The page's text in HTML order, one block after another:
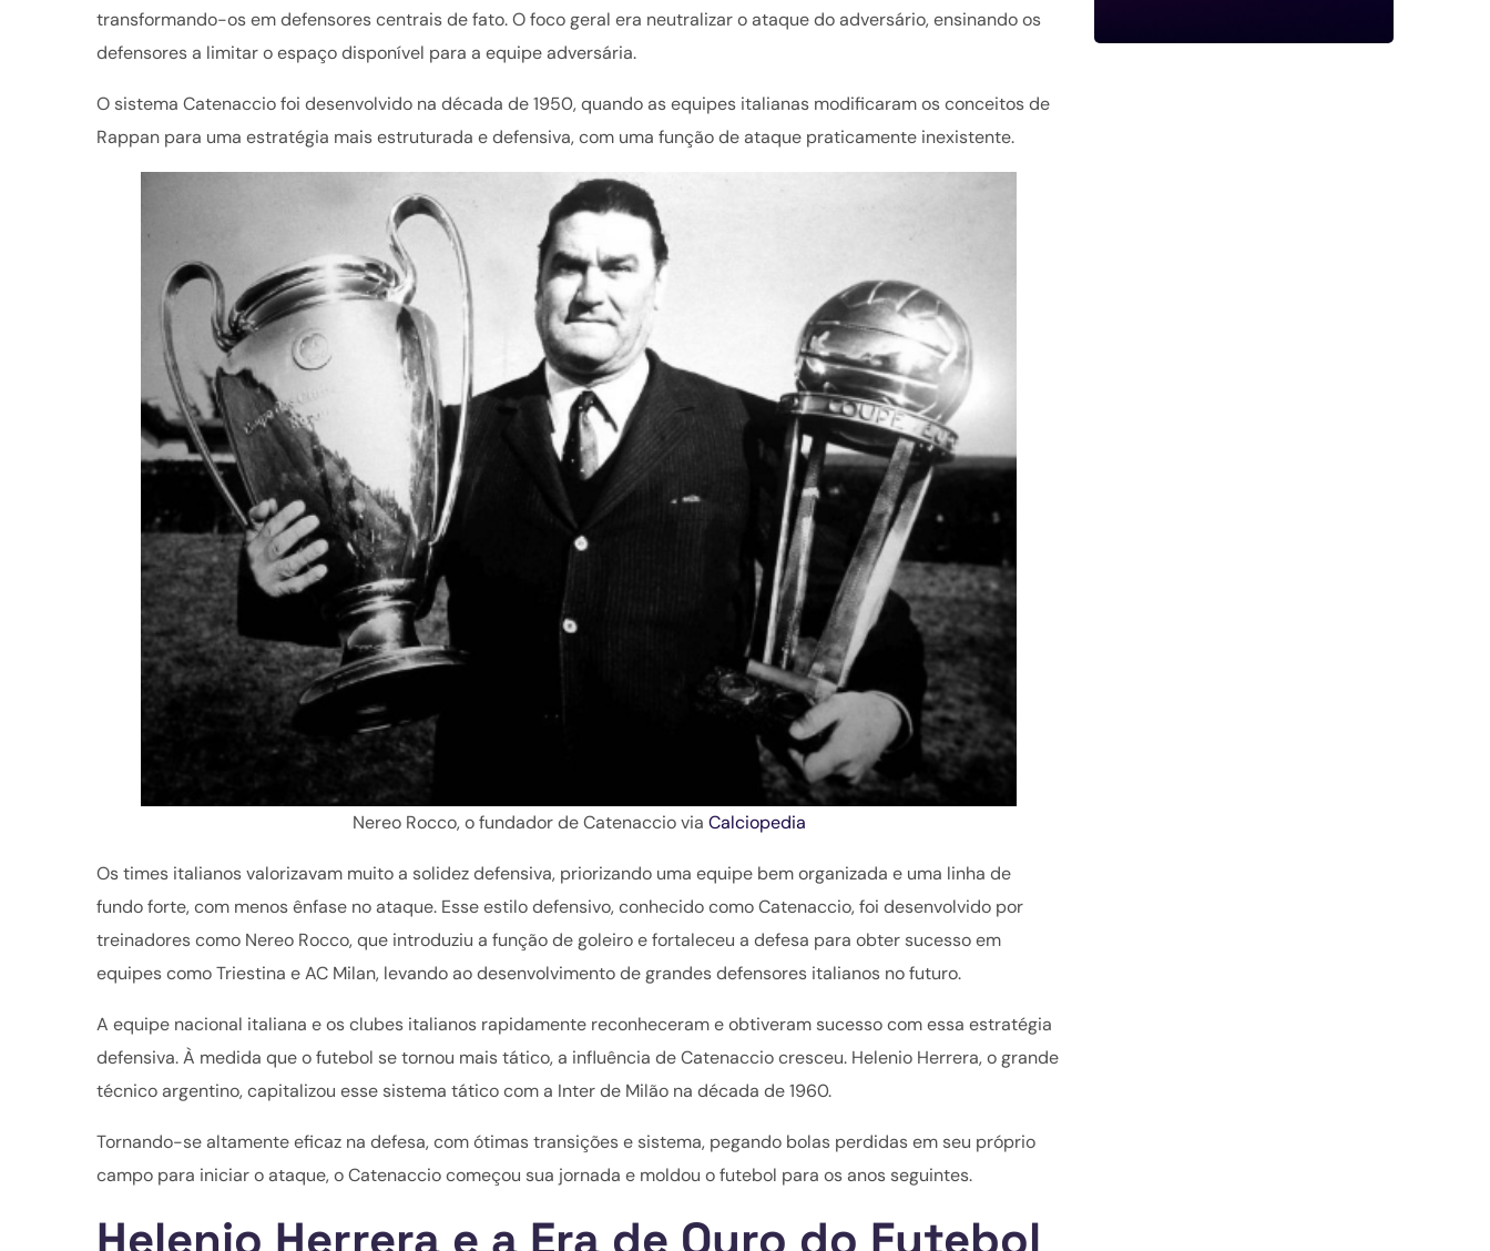
transformando-os em defensores centrais de fato. O foco geral era neutralizar o ataque do adversário, ensinando os
defensores a limitar o espaço disponível para a equipe adversária.
O sistema Catenaccio foi desenvolvido na década de 1950, quando as equipes italianas modificaram os conceitos de
Rappan para uma estratégia mais estruturada e defensiva, com uma função de ataque praticamente inexistente.
Nereo Rocco, o fundador de Catenaccio via Calciopedia
Os times italianos valorizavam muito a solidez defensiva, priorizando uma equipe bem organizada e uma linha de
fundo forte, com menos ênfase no ataque. Esse estilo defensivo, conhecido como Catenaccio, foi desenvolvido por
treinadores como Nereo Rocco, que introduziu a função de goleiro e fortaleceu a defesa para obter sucesso em
equipes como Triestina e AC Milan, levando ao desenvolvimento de grandes defensores italianos no futuro.
A equipe nacional italiana e os clubes italianos rapidamente reconheceram e obtiveram sucesso com essa estratégia
defensiva. À medida que o futebol se tornou mais tático, a influência de Catenaccio cresceu. Helenio Herrera, o grande
técnico argentino, capitalizou esse sistema tático com a Inter de Milão na década de 1960.
Tornando-se altamente eficaz na defesa, com ótimas transições e sistema, pegando bolas perdidas em seu próprio
campo para iniciar o ataque, o Catenaccio começou sua jornada e moldou o futebol para os anos seguintes.